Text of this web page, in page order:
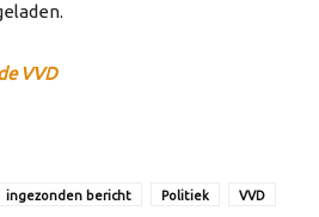
VVD
ingezonden bericht Politiek VVD